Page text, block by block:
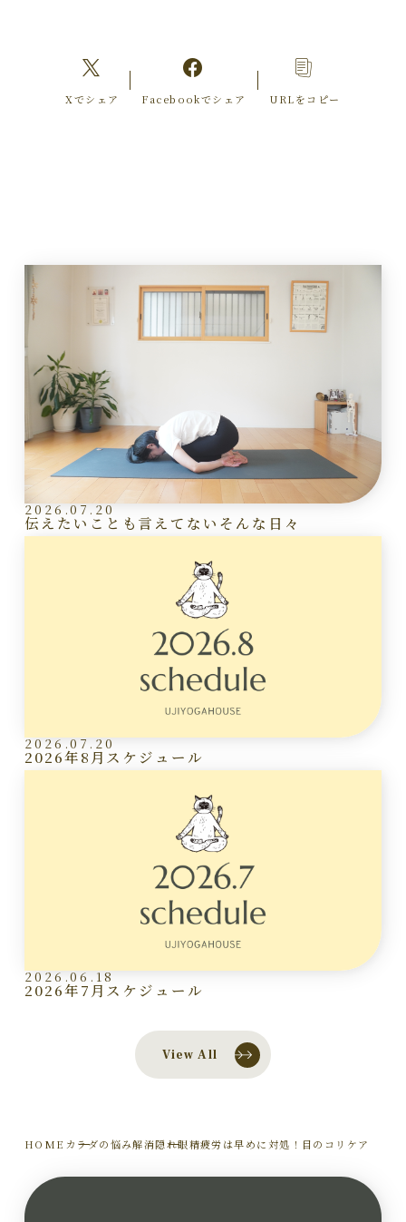
Xでシェア Facebookでシェア URLをコピー
2026.07.20
伝えたいことも言えてないそんな日々
2026.07.20
2026年8月スケジュール
2026.06.18
2026年7月スケジュール
View All
HOME カラダの悩み解消隠れ眼精疲労は早めに対処！目のコリケア